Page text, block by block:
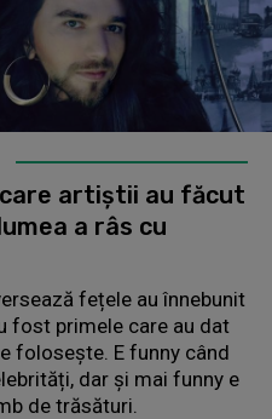
care artiștii au făcut
a râs cu
fețele au înnebunit
fost primele care au dat
folosește. E funny când
dar și mai funny e
de trăsături.